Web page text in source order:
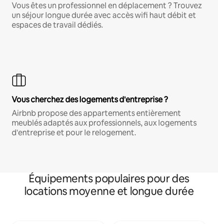
Vous êtes un professionnel en déplacement ? Trouvez
un séjour longue durée avec accès wifi haut débit et
espaces de travail dédiés.
Vous cherchez des logements d'entreprise ?
Airbnb propose des appartements entièrement
meublés adaptés aux professionnels, aux logements
d'entreprise et pour le relogement.
Équipements populaires pour des
locations moyenne et longue durée